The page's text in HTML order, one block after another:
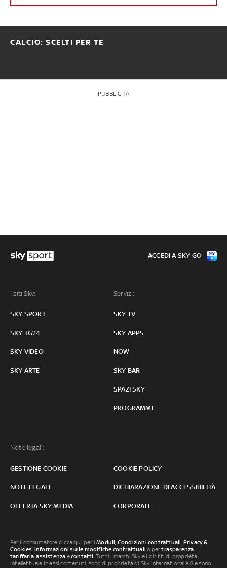
CALCIO: SCELTI PER TE
PUBBLICITÀ
I siti Sky:
SKY SPORT
SKY TG24
SKY VIDEO
SKY ARTE
Servizi:
SKY TV
SKY APPS
NOW
SKY BAR
SPAZI SKY
PROGRAMMI
Note legali:
GESTIONE COOKIE COOKIE POLICY
NOTE LEGALI DICHIARAZIONE DI ACCESSIBILITÀ
OFFERTA SKY MEDIA CORPORATE
ACCEDI A SKY GO
Per il consumatore clicca qui per iModuli, Condizioni contrattuali, Privacy &
Cookies, informazioni sulle modifiche contrattuali o pertrasparenza
tariffaria,assistenza econtatti. Tutti i marchi Sky e i diritti di proprietà
intellettuale in essi contenuti, sono di proprietà di Sky international AG e sono